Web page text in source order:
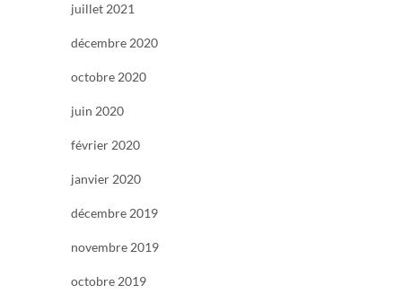
juillet 2021
décembre 2020
octobre 2020
juin 2020
février 2020
janvier 2020
décembre 2019
novembre 2019
octobre 2019